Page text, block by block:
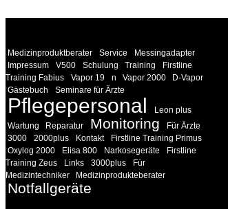
Medizinproduktberater Service
Messingadapter
Impressum
V500 Schulung Training
Firstline
Training Fabius
Vapor 19 n Vapor 2000
D-Vapor
Gästebuch
Seminare für Ärzte
Pflegepersonal
Leon plus
Wartung
Reparatur Monitoring
Für Ärzte
3000
2000plus Kontakt
Firstline Training Primus
Oxylog 2000
Elisa 800 Narkosegeräte
Firstline
Training Zeus
Links 3000plus
Für
Medizintechniker
Medizinprodukteberater
Notfallgeräte